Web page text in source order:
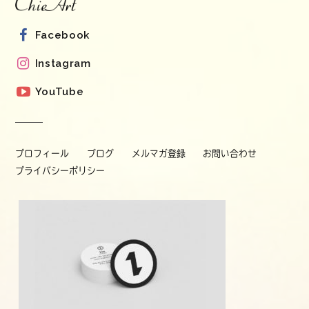
Facebook
Instagram
YouTube
プロフィール ブログ メルマガ登録
お問い合わせ
プライバシーポリシー